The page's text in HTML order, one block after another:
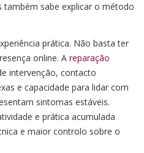
também sabe explicar o método
prática. Não basta ter
online. A reparação
intervenção, contacto
e capacidade para lidar com
sintomas estáveis.
e prática acumulada
e maior controlo sobre o